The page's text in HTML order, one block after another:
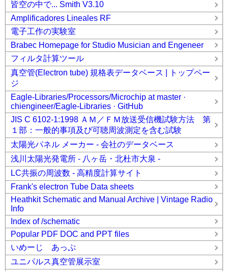
皆空の中で... Smith V3.10
Amplificadores Lineales RF
電子工作の実験室
Brabec Homepage for Studio Musician and Engeneer
フィルタ計算ツール
真空管(Electron tube) 規格表データベース | トップペー
ジ
Eagle-Libraries/Processors/Microchip at master ·
chiengineer/Eagle-Libraries · GitHub
JIS C 6102-1:1998 ＡＭ／ＦＭ放送受信機試験方法 第
１部：一般的事項及び可聴周波測定を含む試験
太陽光パネル メーカー - 会社のデータベース
浅川太陽光発電所 - 八ヶ岳・北杜市大泉 -
LC共振の周波数 - 高精度計算サイト
Frank's electron Tube Data sheets
Heathkit Schematic and Manual Archive | Vintage Radio
Info
Index of /schematic
Popular PDF DOC and PPT files
いめーじ あっぷ
ユニパルス真空管展示室